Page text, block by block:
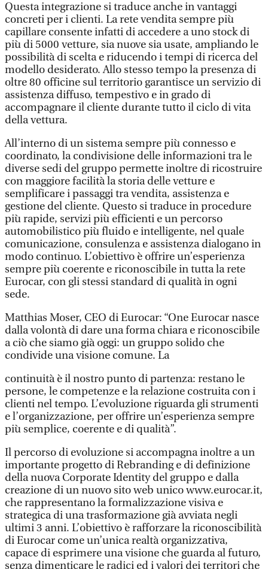
Questa integrazione si traduce anche in vantaggi
concreti per i clienti. La rete vendita sempre più
capillare consente infatti di accedere a uno stock di
più di 5000 vetture, sia nuove sia usate, ampliando le
possibilità di scelta e riducendo i tempi di ricerca del
modello desiderato. Allo stesso tempo la presenza di
oltre 80 officine sul territorio garantisce un servizio di
assistenza diffuso, tempestivo e in grado di
accompagnare il cliente durante tutto il ciclo di vita
della vettura.
All’interno di un sistema sempre più connesso e
coordinato, la condivisione delle informazioni tra le
diverse sedi del gruppo permette inoltre di ricostruire
con maggiore facilità la storia delle vetture e
semplificare i passaggi tra vendita, assistenza e
gestione del cliente. Questo si traduce in procedure
più rapide, servizi più efficienti e un percorso
automobilistico più fluido e intelligente, nel quale
comunicazione, consulenza e assistenza dialogano in
modo continuo. L’obiettivo è offrire un’esperienza
sempre più coerente e riconoscibile in tutta la rete
Eurocar, con gli stessi standard di qualità in ogni
sede.
Matthias Moser, CEO di Eurocar: “One Eurocar nasce
dalla volontà di dare una forma chiara e riconoscibile
a ciò che siamo già oggi: un gruppo solido che
condivide una visione comune. La
continuità è il nostro punto di partenza: restano le
persone, le competenze e la relazione costruita con i
clienti nel tempo. L’evoluzione riguarda gli strumenti
e l’organizzazione, per offrire un’esperienza sempre
più semplice, coerente e di qualità”.
Il percorso di evoluzione si accompagna inoltre a un
importante progetto di Rebranding e di definizione
della nuova Corporate Identity del gruppo e dalla
creazione di un nuovo sito web unico www.eurocar.it,
che rappresentano la formalizzazione visiva e
strategica di una trasformazione già avviata negli
ultimi 3 anni. L’obiettivo è rafforzare la riconoscibilità
di Eurocar come un’unica realtà organizzativa,
capace di esprimere una visione che guarda al futuro,
senza dimenticare le radici ed i valori dei territori che